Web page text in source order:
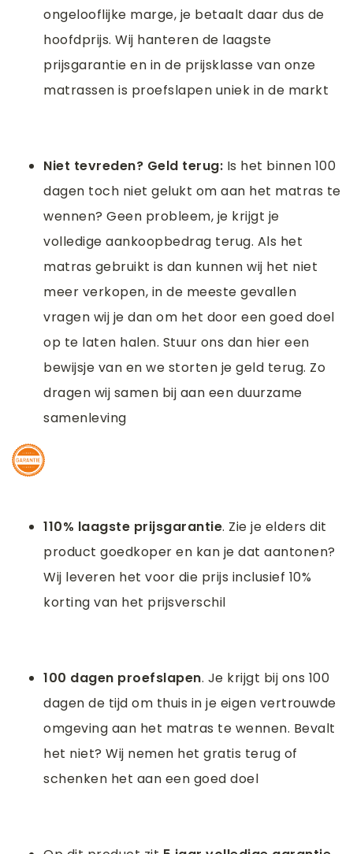
ongelooflijke marge, je betaalt daar dus de
hoofdprijs. Wij hanteren de laagste
prijsgarantie en in de prijsklasse van onze
matrassen is proefslapen uniek in de markt
Niet tevreden? Geld terug: Is het binnen 100
dagen toch niet gelukt om aan het matras te
wennen? Geen probleem, je krijgt je
volledige aankoopbedrag terug. Als het
matras gebruikt is dan kunnen wij het niet
meer verkopen, in de meeste gevallen
vragen wij je dan om het door een goed doel
op te laten halen. Stuur ons dan hier een
bewijsje van en we storten je geld terug. Zo
dragen wij samen bij aan een duurzame
samenleving
110% laagste prijsgarantie. Zie je elders dit
product goedkoper en kan je dat aantonen?
Wij leveren het voor die prijs inclusief 10%
korting van het prijsverschil
100 dagen proefslapen. Je krijgt bij ons 100
dagen de tijd om thuis in je eigen vertrouwde
omgeving aan het matras te wennen. Bevalt
het niet? Wij nemen het gratis terug of
schenken het aan een goed doel